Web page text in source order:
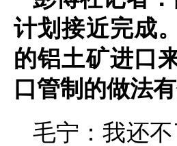
计划接近完成
的铝土矿进口
口管制的做法
毛宁：我还